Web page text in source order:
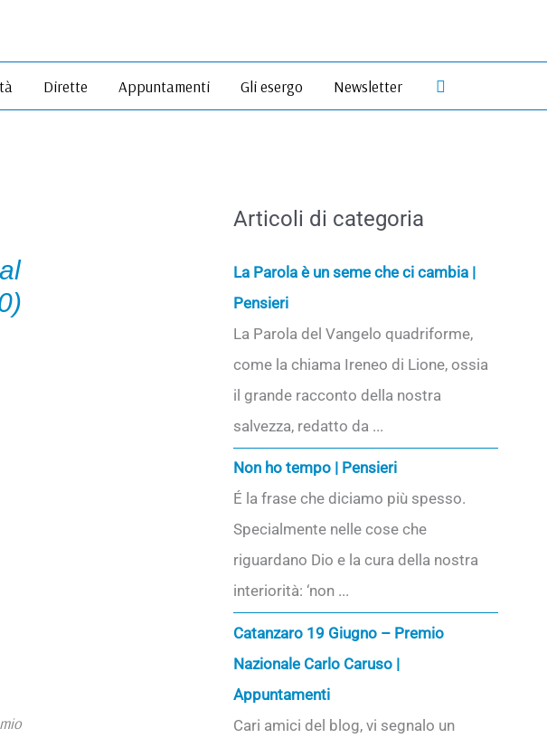
Dirette Appuntamenti Gli esergo Newsletter Cerca
Articoli di categoria
La Parola è un seme che ci cambia |
Pensieri
La Parola del Vangelo quadriforme,
come la chiama Ireneo di Lione, ossia
il grande racconto della nostra
salvezza, redatto da ...
Non ho tempo | Pensieri
É la frase che diciamo più spesso.
Specialmente nelle cose che
riguardano Dio e la cura della nostra
interiorità: ‘non ...
Catanzaro 19 Giugno – Premio
Nazionale Carlo Caruso |
Appuntamenti
Cari amici del blog, vi segnalo un